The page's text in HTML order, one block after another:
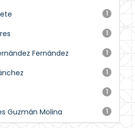
1
1
1
Fernández
1
1
1
Guzmán Molina